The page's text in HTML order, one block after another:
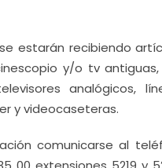
estarán recibiendo
y/o tv antiguas,
analógicos,
y videocaseteras.
comunicarse al